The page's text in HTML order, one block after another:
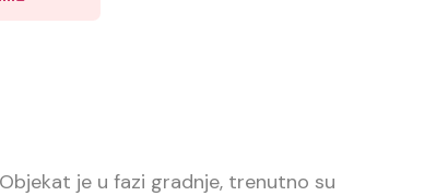
je u fazi gradnje, trenutno su